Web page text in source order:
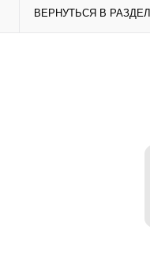
ВЕРНУТЬСЯ В РАЗДЕЛ